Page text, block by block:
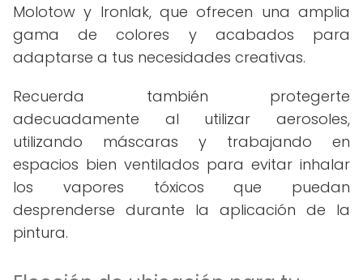
Molotow y Ironlak, que ofrecen una amplia
gama de colores y acabados para
adaptarse a tus necesidades creativas.
Recuerda también protegerte
adecuadamente al utilizar aerosoles,
utilizando máscaras y trabajando en
espacios bien ventilados para evitar inhalar
los vapores tóxicos que puedan
desprenderse durante la aplicación de la
pintura.